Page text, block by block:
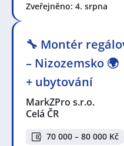
Zveřejněno: 4. srpna
🔧 Montér
– Nizozemsko 🌍
+ ubytování
MarkZPro s.r.o.
Celá ČR
70 000 – 80 000 Kč